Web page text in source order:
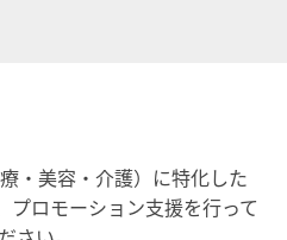
・美容・介護）に特化した
ロモーション支援を行って